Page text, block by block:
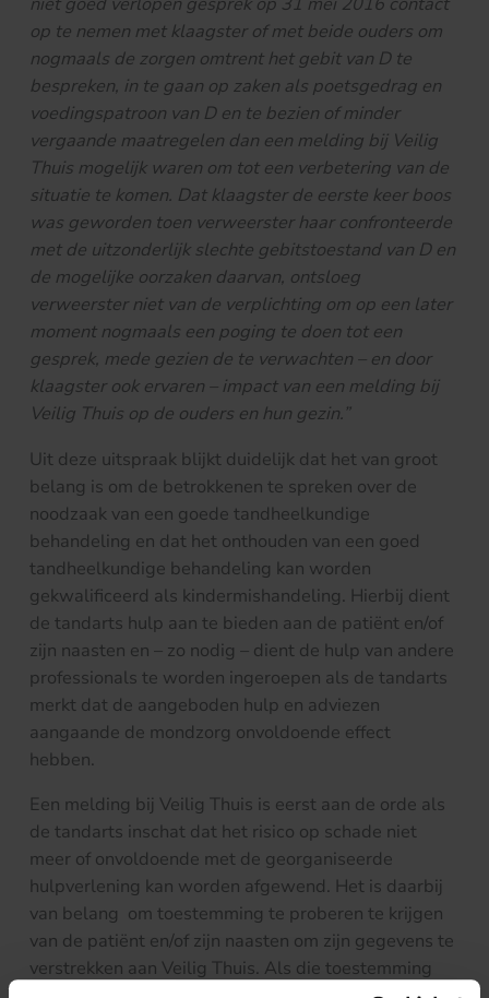
op te nemen met klaagster of met beide ouders om
nogmaals de zorgen omtrent het gebit van D te
bespreken, in te gaan op zaken als poetsgedrag en
voedingspatroon van D en te bezien of minder
vergaande maatregelen dan een melding bij Veilig
Thuis mogelijk waren om tot een verbetering van de
situatie te komen. Dat klaagster de eerste keer boos
was geworden toen verweerster haar confronteerde
met de uitzonderlijk slechte gebitstoestand van D en
de mogelijke oorzaken daarvan, ontsloeg
verweerster niet van de verplichting om op een later
moment nogmaals een poging te doen tot een
gesprek, mede gezien de te verwachten – en door
klaagster ook ervaren – impact van een melding bij
Veilig Thuis op de ouders en hun gezin.”
Uit deze uitspraak blijkt duidelijk dat het van groot
belang is om de betrokkenen te spreken over de
noodzaak van een goede tandheelkundige
behandeling en dat het onthouden van een goed
tandheelkundige behandeling kan worden
gekwalificeerd als kindermishandeling. Hierbij dient
de tandarts hulp aan te bieden aan de patiënt en/of
zijn naasten en – zo nodig – dient de hulp van andere
professionals te worden ingeroepen als de tandarts
merkt dat de aangeboden hulp en adviezen
aangaande de mondzorg onvoldoende effect
hebben.
Een melding bij Veilig Thuis is eerst aan de orde als
de tandarts inschat dat het risico op schade niet
meer of onvoldoende met de georganiseerde
hulpverlening kan worden afgewend. Het is daarbij
van belang om toestemming te proberen te krijgen
van de patiënt en/of zijn naasten om zijn gegevens te
verstrekken aan Veilig Thuis. Als die toestemming